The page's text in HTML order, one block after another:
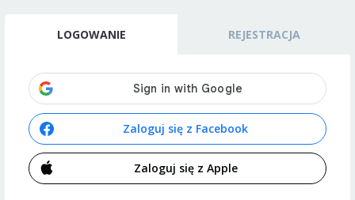
LOGOWANIE REJESTRACJA
Zaloguj się z Facebook
Zaloguj się z Apple